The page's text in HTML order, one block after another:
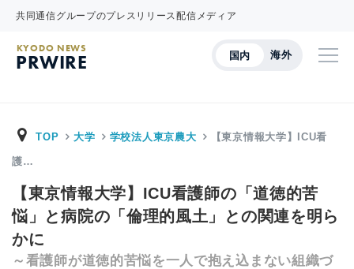
共同通信グループのプレスリリース配信メディア
国内 海外
KYODO NEWS
PRWIRE
TOP 大学 学校法人東京農大 【東京情報大学】ICU看
護…
【東京情報大学】ICU看護師の「道徳的苦
悩」と病院の「倫理的風土」との関連を明ら
かに
～看護師が道徳的苦悩を一人で抱え込まない組織づ